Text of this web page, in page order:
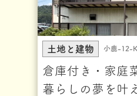
土地と建物
小鹿-12-K
倉庫付き・家庭
暮らしの夢を叶